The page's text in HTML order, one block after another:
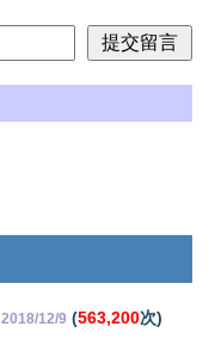
2018/12/9 (563,200次)